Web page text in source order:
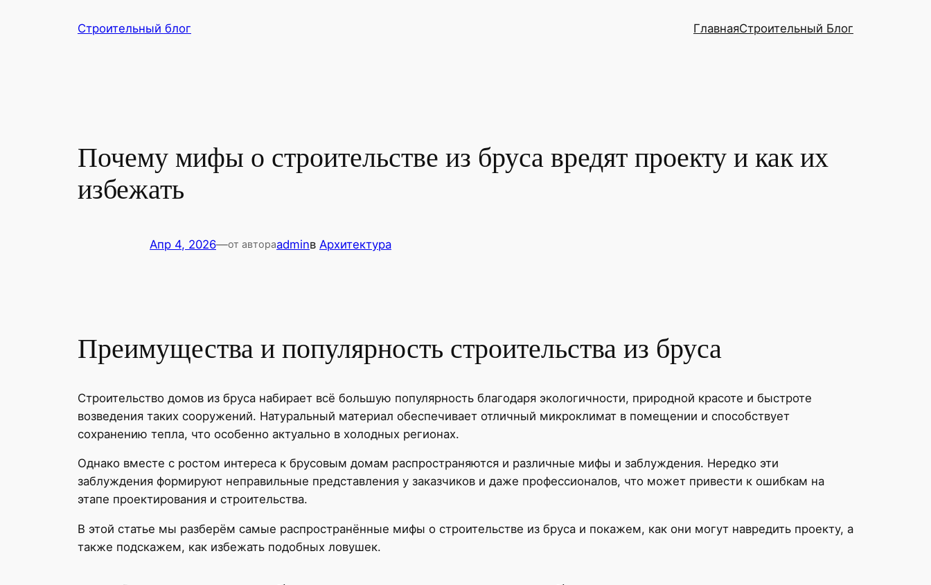
Строительный блог ГлавнаяСтроительный Блог
Почему мифы о строительстве из бруса вредят проекту и как их
избежать
Апр 4, 2026—от автораadminв Архитектура
Преимущества и популярность строительства из бруса
Строительство домов из бруса набирает всё большую популярность благодаря экологичности, природной красоте и быстроте
возведения таких сооружений. Натуральный материал обеспечивает отличный микроклимат в помещении и способствует
сохранению тепла, что особенно актуально в холодных регионах.
Однако вместе с ростом интереса к брусовым домам распространяются и различные мифы и заблуждения. Нередко эти
заблуждения формируют неправильные представления у заказчиков и даже профессионалов, что может привести к ошибкам на
этапе проектирования и строительства.
В этой статье мы разберём самые распространённые мифы о строительстве из бруса и покажем, как они могут навредить проекту, а
также подскажем, как избежать подобных ловушек.